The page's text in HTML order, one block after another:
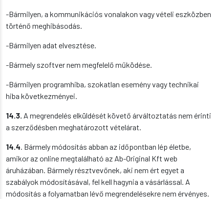
-Bármilyen, a kommunikációs vonalakon vagy vételi eszközben
történő meghibásodás.
-Bármilyen adat elvesztése.
-Bármely szoftver nem megfelelő működése.
-Bármilyen programhiba, szokatlan esemény vagy technikai
hiba következményei.
14.3. A megrendelés elküldését követő árváltoztatás nem érinti
a szerződésben meghatározott vételárat.
14.4. Bármely módosítás abban az időpontban lép életbe,
amikor az online megtalálható az Ab-Original Kft web
áruházában. Bármely résztvevőnek, aki nem ért egyet a
szabályok módosításával, fel kell hagynia a vásárlással. A
módosítás a folyamatban lévő megrendelésekre nem érvényes.